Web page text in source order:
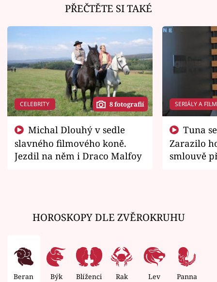
PŘEČTĚTE SI TAKÉ
CELEBRITY 8 fotografií
slavného filmového koně.
Jezdil na něm i Draco Malfoy
SERIÁLY A
Zarazilo
smlouvě
HOROSKOPY DLE ZVĚROKRUHU
Beran Býk Blíženci Rak Lev Panna